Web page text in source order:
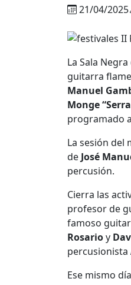
21/04/2025
La Sala
guitarra
Manuel
Monge
programado
La sesión del
deJosé
percusión.
Cierra las
profesor de
famoso
Rosarioy
percusionista
Ese mismo